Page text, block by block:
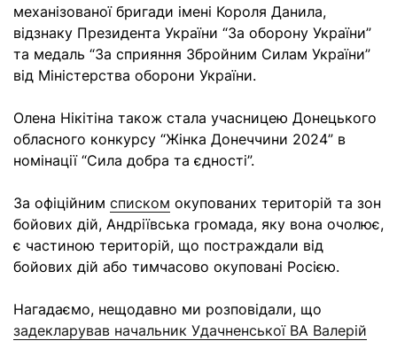
механізованої бригади імені Короля Данила,
відзнаку Президента України “За оборону України”
та медаль “За сприяння Збройним Силам України”
від Міністерства оборони України.
Олена Нікітіна також стала учасницею Донецького
обласного конкурсу “Жінка Донеччини 2024” в
номінації “Сила добра та єдності”.
За офіційним списком окупованих територій та зон
бойових дій, Андріївська громада, яку вона очолює,
є частиною територій, що постраждали від
бойових дій або тимчасово окуповані Росією.
Нагадаємо, нещодавно ми розповідали, що
задекларував начальник Удачненської ВА Валерій